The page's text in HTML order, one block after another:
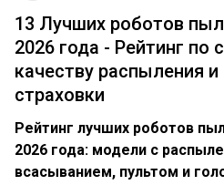
13 Лучших роботов
2026 года - Рейтинг по
качеству распыления
страховки
Рейтинг лучших роботов
2026 года: модели с
всасыванием, пультом и